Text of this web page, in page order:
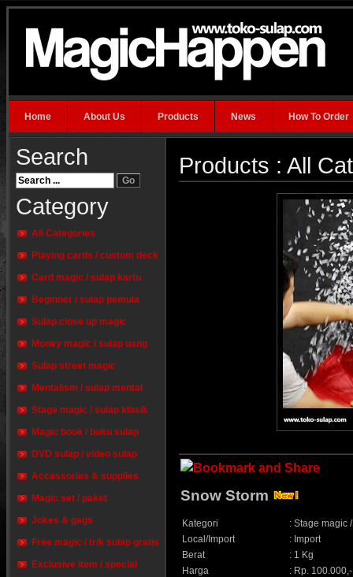
Home About Us Products News How To Order
Search
Category
All Categories
Playing cards / custom deck
Card magic / sulap kartu
Beginner / sulap pemula
Sulap close up magic
Money magic / sulap uang
Sulap street magic
Mentalism / sulap mental
Stage magic / sulap klasik
Magic book / buku sulap
DVD sulap / video sulap
Accessories & supplies
Magic set / paket
Jokes & gags
Free magic / trik sulap gratis
Exclusive item / special
Products : All
Snow Storm
Kategori : Stage magic
Local/Import
: Import
Berat
: 1 Kg
Harga
: Rp. 100.000,-